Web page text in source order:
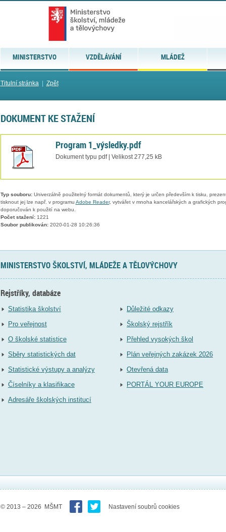
MINISTERSTVO VZDĚLÁVÁNÍ MLÁDEŽ
Titulní stránka| Zpět
DOKUMENT KE STAŽENÍ
Program 1_výsledky.pdf
Dokument typu pdf | Velikost 277,25 kB
Typ souboru:Univerzálně použitelný formát dokumentů, který je určen především k tisku,
tisknout jej lze např. v programu Adobe Reader, vytvářet v mnoha kancelářských a grafických
doporučován k použití na webu.
Počet stažení:1221
Soubor publikován:2020-01-28 10:26:36
MINISTERSTVO ŠKOLSTVÍ, MLÁDEŽE A TĚLOVÝCHOVY
Rejstříky, databáze
Statistika školství
Pro veřejnost
O školské statistice
Sběry statistických dat
Statistické výstupy a analýzy
Číselníky a klasifikace
Adresáře školských institucí
Důležité odkazy
Školský rejstřík
Přehled vysokých škol
Plán veřejných zakázek 2026
Otevřená data
PORTÁL YOUR EUROPE
© 2013 – 2026 MŠMT Nastavení soubrů cookies